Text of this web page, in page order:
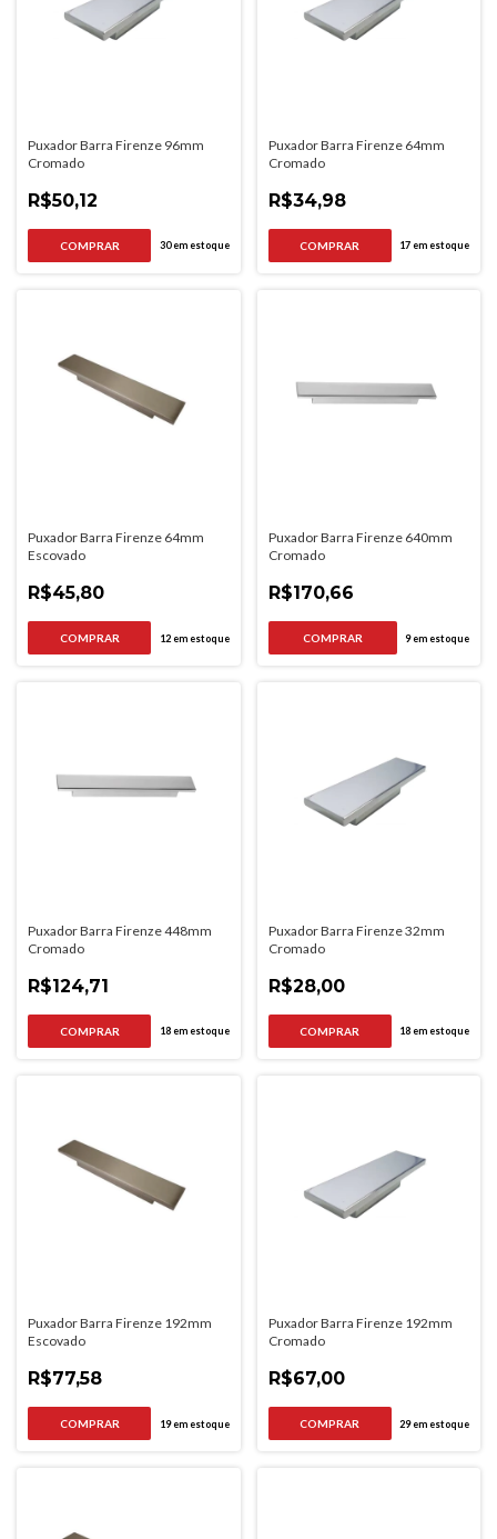
Puxador Barra Firenze 96mm
Cromado
R$50,12
30em estoque
Puxador Barra Firenze 64mm
Cromado
R$34,98
17em estoque
Puxador Barra Firenze 64mm
Escovado
R$45,80
12em estoque
Puxador Barra Firenze 640mm
Cromado
R$170,66
9em estoque
Puxador Barra Firenze 448mm
Cromado
R$124,71
18em estoque
Puxador Barra Firenze 32mm
Cromado
R$28,00
18em estoque
Puxador Barra Firenze 192mm
Escovado
R$77,58
19em estoque
Puxador Barra Firenze 192mm
Cromado
R$67,00
29em estoque